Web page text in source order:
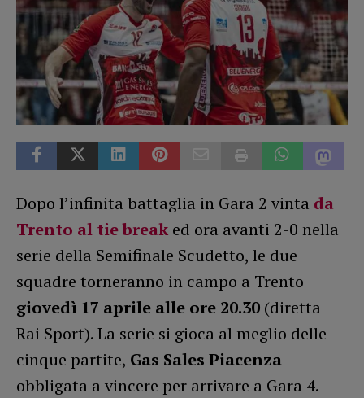
Dopo l’infinita battaglia in Gara 2 vinta da
Trento al tie break ed ora avanti 2-0 nella
serie della Semifinale Scudetto, le due
squadre torneranno in campo a Trento
giovedì 17 aprile alle ore 20.30 (diretta
Rai Sport). La serie si gioca al meglio delle
cinque partite, Gas Sales Piacenza
obbligata a vincere per arrivare a Gara 4.